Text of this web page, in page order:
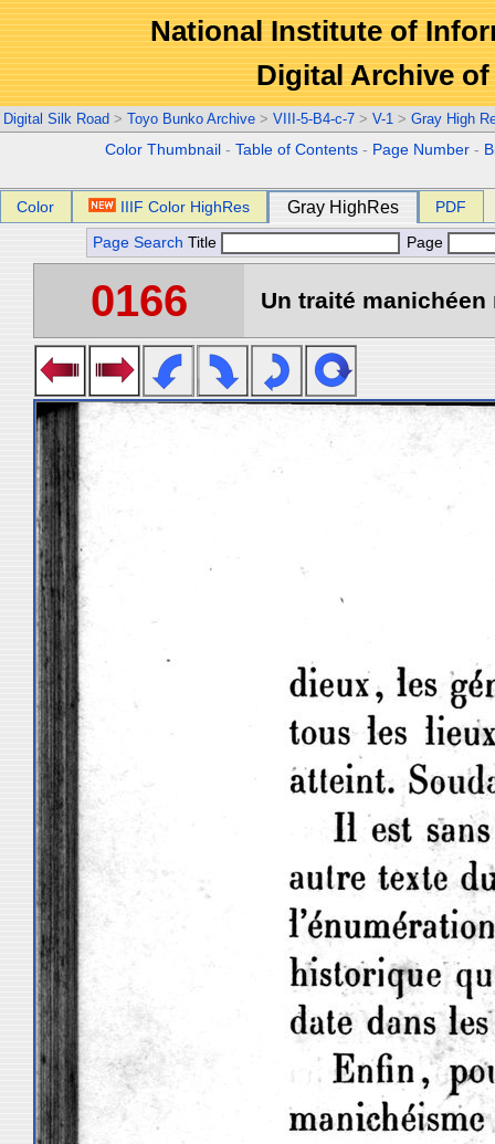
National Institute of
Digital Archive
Digital Silk Road > Toyo Bunko Archive > VIII-5-B4-c-7 > V-1 > Gray High
Color Thumbnail -Table of Contents - Page Number -
Color IIIF Color HighRes Gray HighRes PDF
Page Search Title Page
0166 Un traité